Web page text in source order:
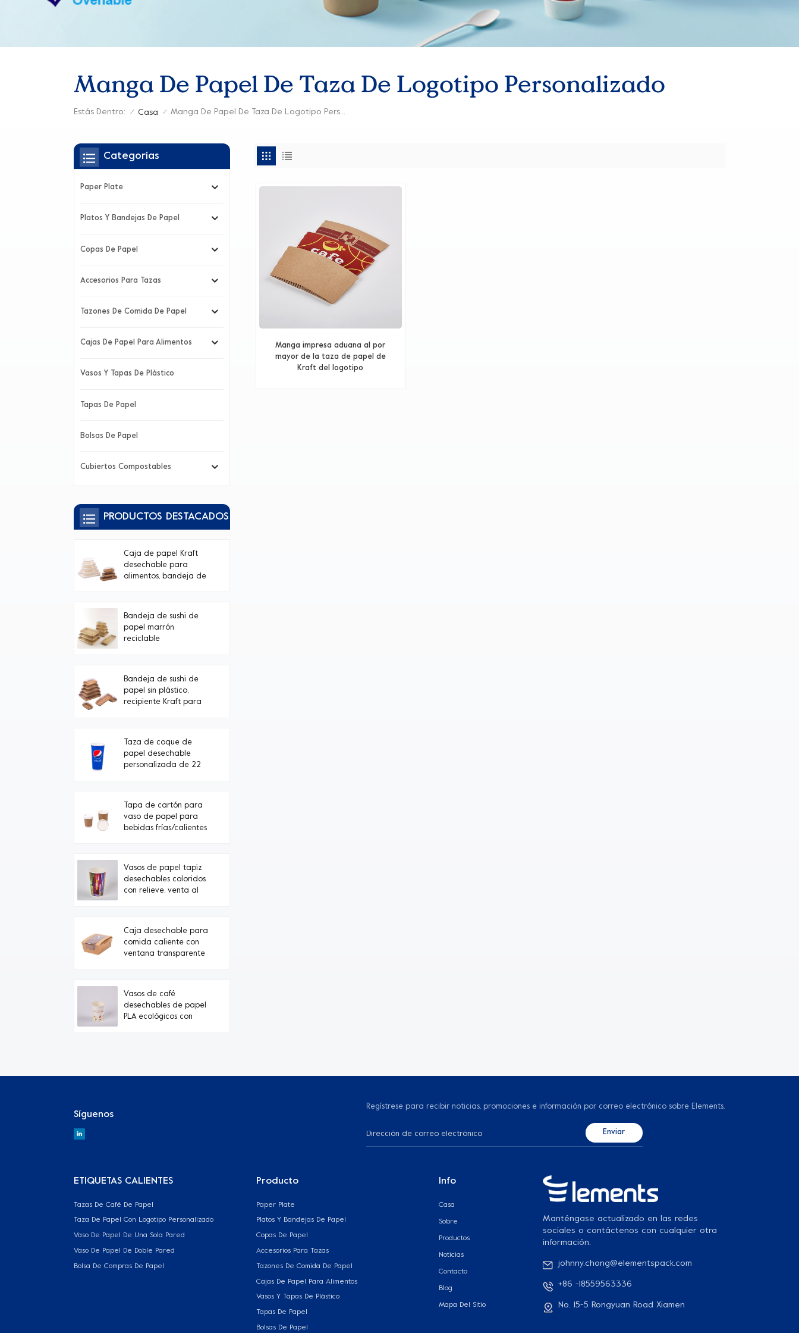
Manga De Papel De Taza De Logotipo Personalizado
Estás Dentro: / Casa / Manga De Papel De Taza De Logotipo Personalizado
Manga impresa aduana al por
mayor de la taza de papel de
Kraft del logotipo
Categorías
Paper Plate
Platos Y Bandejas De Papel
Copas De Papel
Accesorios Para Tazas
Tazones De Comida De Papel
Cajas De Papel Para Alimentos
Vasos Y Tapas De Plástico
Tapas De Papel
Bolsas De Papel
Cubiertos Compostables
PRODUCTOS DESTACADOS
Caja de papel Kraft
desechable para
alimentos, bandeja de
Bandeja de sushi de
papel marrón
reciclable
Bandeja de sushi de
papel sin plástico,
recipiente Kraft para
Taza de coque de
papel desechable
personalizada de 22
Tapa de cartón para
vaso de papel para
bebidas frías/calientes
Vasos de papel tapiz
desechables coloridos
con relieve, venta al
Caja desechable para
comida caliente con
ventana transparente
Vasos de café
desechables de papel
PLA ecológicos con
Síguenos
Regístrese para recibir noticias, promociones e información por correo electrónico sobre Elements.
ETIQUETAS CALIENTES
Tazas De Café De Papel
Taza De Papel Con Logotipo Personalizado
Vaso De Papel De Una Sola Pared
Vaso De Papel De Doble Pared
Bolsa De Compras De Papel
Producto
Paper Plate
Platos Y Bandejas De Papel
Copas De Papel
Accesorios Para Tazas
Tazones De Comida De Papel
Cajas De Papel Para Alimentos
Vasos Y Tapas De Plástico
Tapas De Papel
Bolsas De Papel
Info
Casa
Sobre
Productos
Noticias
Contacto
Blog
Mapa Del Sitio
Manténgase actualizado en las redes
sociales o contáctenos con cualquier otra
información.
johnny.chong@elementspack.com
+86 -18559563336
No. 15-5 Rongyuan Road Xiamen